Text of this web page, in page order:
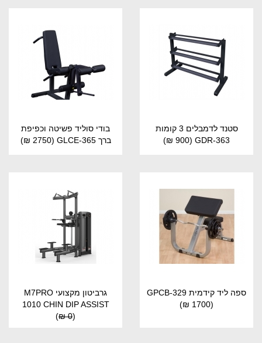
סטנד לדמבלים 3 קומות
GDR-363
(900 ₪)
בודי סוליד פשיטה וכפיפת
ברך GLCE-365
(2750 ₪)
ספה ליד קידמית GPCB-329
(1700 ₪)
גרביטון מקצועי M7PRO
1010 CHIN DIP ASSIST
(
0 ₪
)